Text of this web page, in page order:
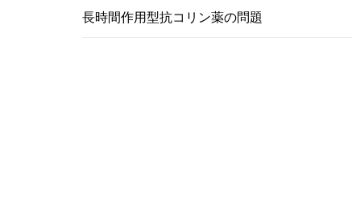
長時間作用型抗コリン薬の問題